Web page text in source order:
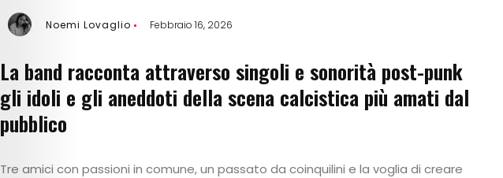
Noemi Lovaglio Febbraio 16, 2026
La band racconta attraverso singoli e sonorità post-punk
gli idoli e gli aneddoti della scena calcistica più amati dal
pubblico
Tre amici con passioni in comune, un passato da coinquilini e la voglia di creare